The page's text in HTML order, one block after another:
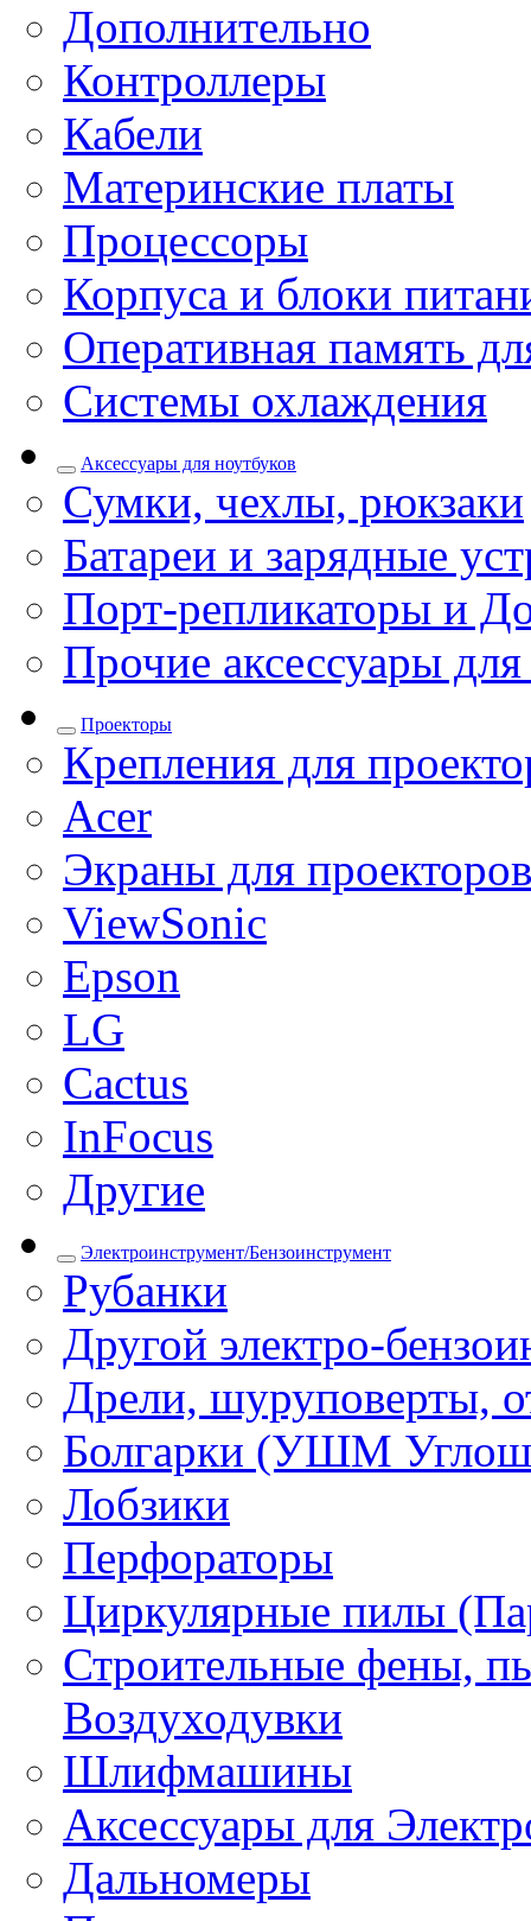
Дополнительно
Контроллеры
Кабели
Материнские платы
Процессоры
Корпуса и блоки
Оперативная память
Системы охлаждения
Аксессуары для ноутбуков
Сумки, чехлы, рюкзаки
Батареи и зарядные
Порт-репликаторы и
Прочие аксессуары
Проекторы
Крепления для
Acer
Экраны для проекторов
ViewSonic
Epson
LG
Cactus
InFocus
Другие
Электроинструмент/Бензоинструмент
Рубанки
Другой электро-
Дрели, шуруповерты,
Болгарки (УШМ
Лобзики
Перфораторы
Циркулярные пилы
Строительные фены,
Воздуходувки
Шлифмашины
Аксессуары для
Дальномеры